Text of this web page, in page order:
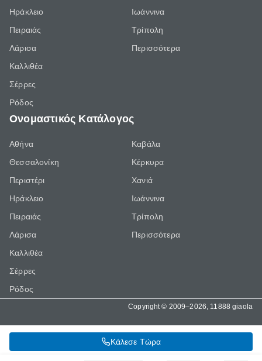
Κάλεσε Τώρα
Ηράκλειο
Πειραιάς
Λάρισα
Καλλιθέα
Σέρρες
Ρόδος
Ιωάννινα
Τρίπολη
Περισσότερα
Ονομαστικός Κατάλογος
Αθήνα
Θεσσαλονίκη
Περιστέρι
Ηράκλειο
Πειραιάς
Λάρισα
Καλλιθέα
Σέρρες
Ρόδος
Καβάλα
Κέρκυρα
Χανιά
Ιωάννινα
Τρίπολη
Περισσότερα
Copyright © 2009–2026, 11888 giaola